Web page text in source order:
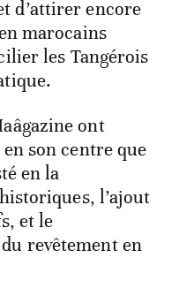
d’attirer encore
marocains
les Tangérois
ont
son centre que
en la
l’ajout
et le
revêtement en